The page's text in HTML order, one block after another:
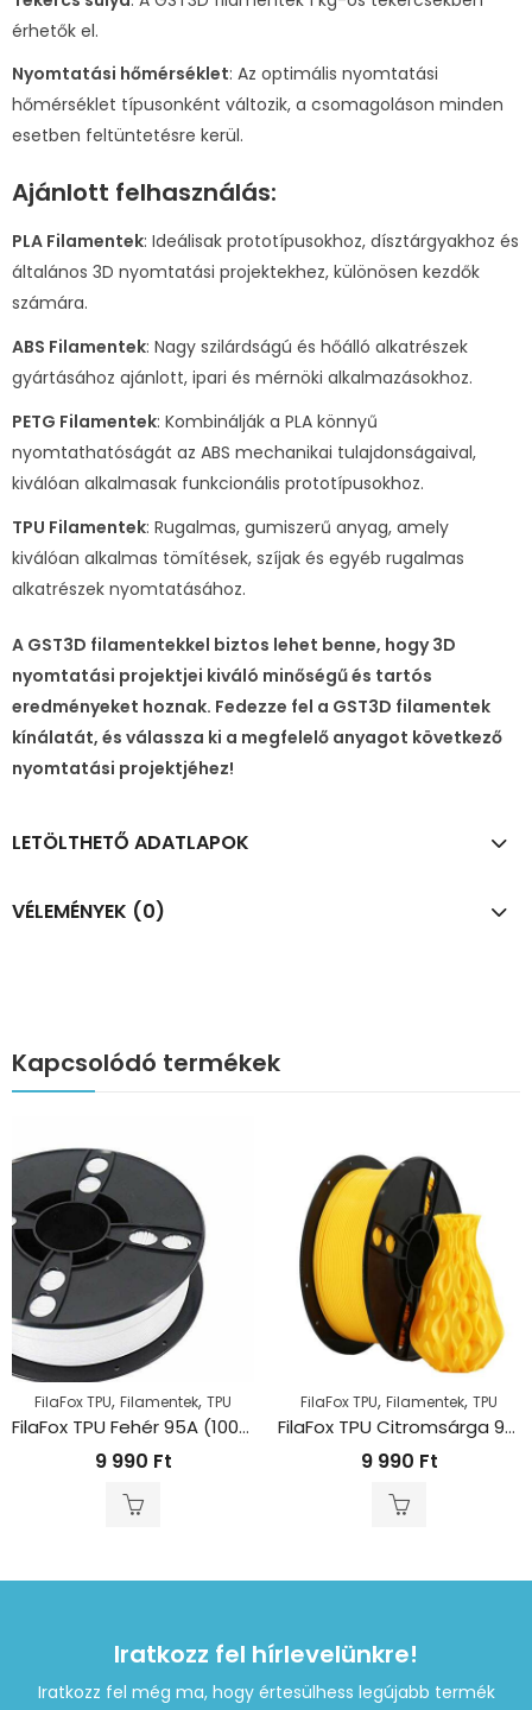
érhetők el.
Nyomtatási hőmérséklet: Az optimális nyomtatási
hőmérséklet típusonként változik, a csomagoláson minden
esetben feltüntetésre kerül.
Ajánlott felhasználás:
PLA Filamentek: Ideálisak prototípusokhoz, dísztárgyakhoz és
általános 3D nyomtatási projektekhez, különösen kezdők
számára.
ABS Filamentek: Nagy szilárdságú és hőálló alkatrészek
gyártásához ajánlott, ipari és mérnöki alkalmazásokhoz.
PETG Filamentek: Kombinálják a PLA könnyű
nyomtathatóságát az ABS mechanikai tulajdonságaival,
kiválóan alkalmasak funkcionális prototípusokhoz.
TPU Filamentek: Rugalmas, gumiszerű anyag, amely
kiválóan alkalmas tömítések, szíjak és egyéb rugalmas
alkatrészek nyomtatásához.
A GST3D filamentekkel biztos lehet benne, hogy 3D
nyomtatási projektjei kiváló minőségű és tartós
eredményeket hoznak. Fedezze fel a GST3D filamentek
kínálatát, és válassza ki a megfelelő anyagot következő
nyomtatási projektjéhez!
LETÖLTHETŐ ADATLAPOK
VÉLEMÉNYEK (0)
Kapcsolódó termékek
FilaFox TPU, Filamentek, TPU
FilaFox TPU Fehér 95A (1000g / 1,75mm)
9 990 Ft
FilaFox TPU, Filamentek, TPU
FilaFox TPU Citromsárga 95A (1000g / 1,75mm)
9 990 Ft
Iratkozz fel hírlevelünkre!
Iratkozz fel még ma, hogy értesülhess legújabb termék